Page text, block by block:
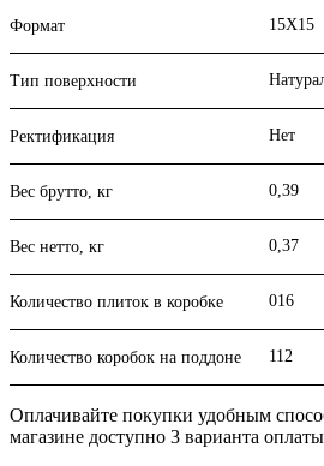
Формат 15X15
Тип поверхности
Ректификация Нет
Вес брутто, кг 0,39
Вес нетто, кг 0,37
Количество плиток в коробке 016
Количество коробок на поддоне 112
Оплачивайте покупки удобным
магазине доступно 3 варианта